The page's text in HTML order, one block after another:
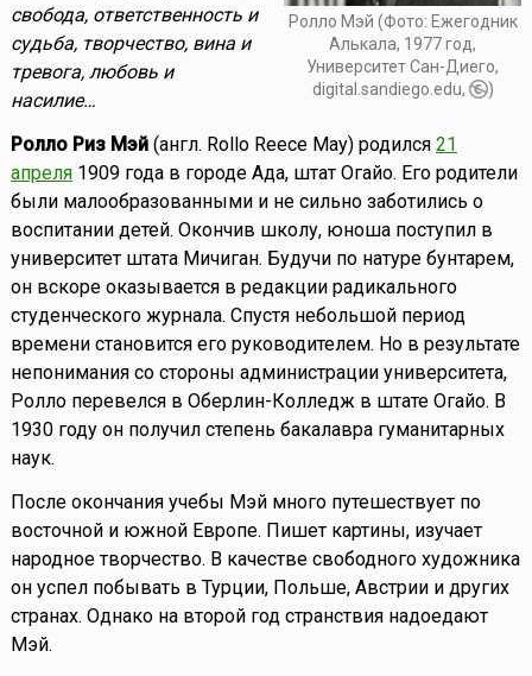
Ролло Мэй (Фото: Ежегодник
Алькала, 1977 год,
Университет Сан-Диего,
digital.sandiego.edu,
)
свобода, ответственность и
судьба, творчество, вина и
тревога, любовь и
насилие…
Ролло Риз Мэй(англ. Rollo Reece May) родился 21
апреля1909 года в городе Ада, штат Огайо. Его родители
были малообразованными и не сильно заботились о
воспитании детей. Окончив школу, юноша поступил в
университет штата Мичиган. Будучи по натуре бунтарем,
он вскоре оказывается в редакции радикального
студенческого журнала. Спустя небольшой период
времени становится его руководителем. Но в результате
непонимания со стороны администрации университета,
Ролло перевелся в Оберлин-Колледж в штате Огайо. В
1930 году он получил степень бакалавра гуманитарных
наук.
После окончания учебы Мэй много путешествует по
восточной и южной Европе. Пишет картины, изучает
народное творчество. В качестве свободного художника
он успел побывать в Турции, Польше, Австрии и других
странах. Однако на второй год странствия надоедают
Мэй.